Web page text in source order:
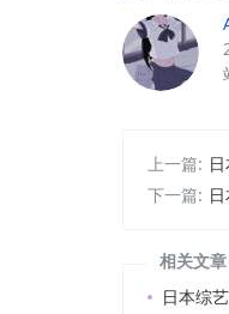
上一篇:
下一篇:
相关文章
日本综